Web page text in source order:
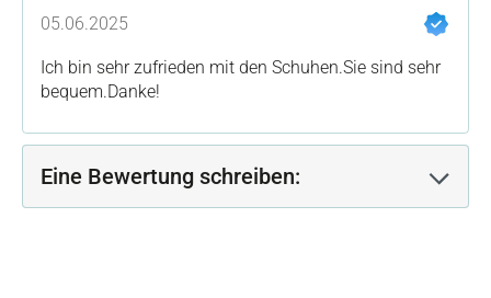
Bewertung mit 5 von 5 Sternen
05.06.2025
Ich bin sehr zufrieden mit den Schuhen.Sie sind sehr
bequem.Danke!
Eine Bewertung schreiben: